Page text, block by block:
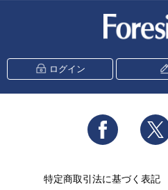
ログイン
Facebook
特定商取引法に基づく表記